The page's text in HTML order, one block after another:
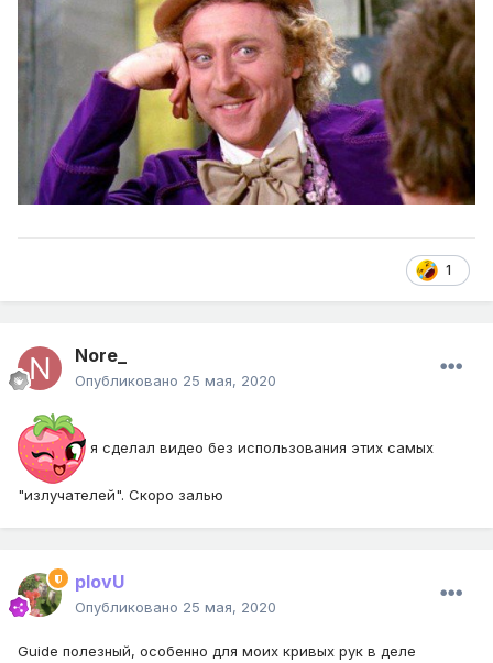
1
Nore_
Опубликовано 25 мая, 2020
я сделал видео без использования этих самых
"излучателей". Скоро залью
plovU
Опубликовано 25 мая, 2020
Guide полезный, особенно для моих кривых рук в деле